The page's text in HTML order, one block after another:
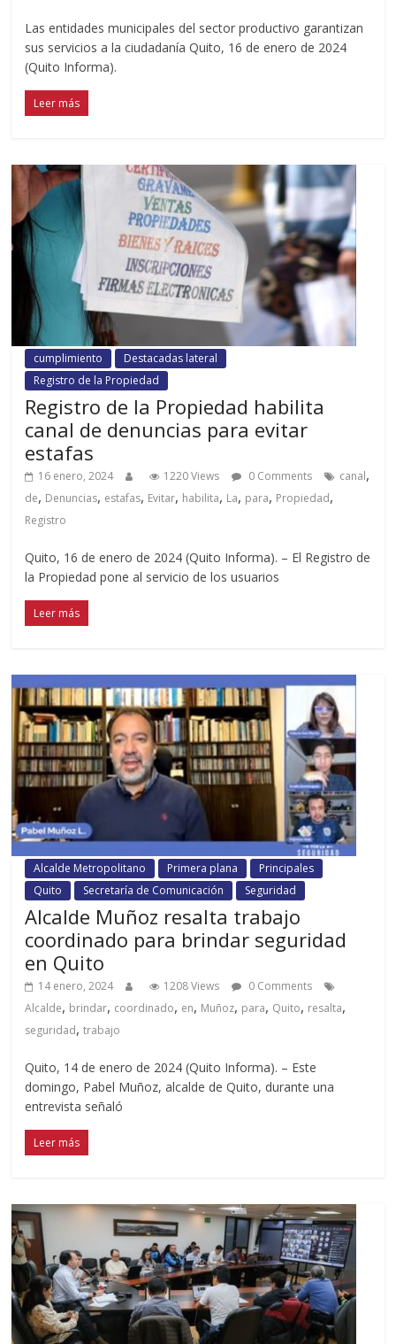
Las entidades municipales del sector productivo garantizan
sus servicios a la ciudadanía Quito, 16 de enero de 2024
(Quito Informa).
Leer más
cumplimiento
Destacadas lateral
Registro de la Propiedad
Registro de la Propiedad habilita
canal de denuncias para evitar
estafas
16 enero, 2024 1220 Views 0 Comments canal,
de, Denuncias, estafas, Evitar, habilita, La, para, Propiedad,
Registro
Quito, 16 de enero de 2024 (Quito Informa). – El Registro de
la Propiedad pone al servicio de los usuarios
Leer más
Alcalde Metropolitano Primera plana
Principales
Quito
Secretaría de Comunicación Seguridad
Alcalde Muñoz resalta trabajo
coordinado para brindar seguridad
en Quito
14 enero, 2024 1208 Views
0 Comments
Alcalde, brindar, coordinado, en, Muñoz, para, Quito, resalta,
seguridad,trabajo
Quito, 14 de enero de 2024 (Quito Informa). – Este
domingo, Pabel Muñoz, alcalde de Quito, durante una
entrevista señaló
Leer más